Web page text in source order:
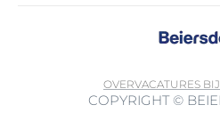
OVERVACATURES
COPYRIGHT ©